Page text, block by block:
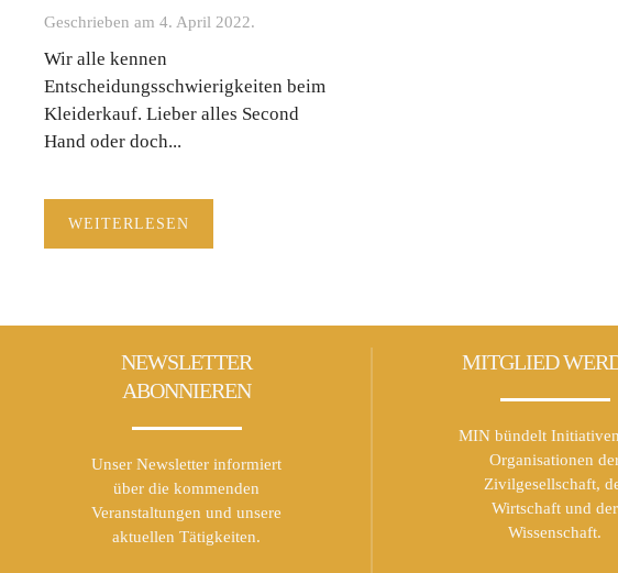
Geschrieben am 4. April 2022.
Wir alle kennen
Entscheidungsschwierigkeiten beim
Kleiderkauf. Lieber alles Second
Hand oder doch...
WEITERLESEN
NEWSLETTER
ABONNIEREN
Unser Newsletter informiert
über die kommenden
Veranstaltungen und unsere
aktuellen Tätigkeiten.
MITGLIED
MIN bündelt
Organisationen
Zivilgesellschaft,
Wirtschaft und der
Wissenschaft.